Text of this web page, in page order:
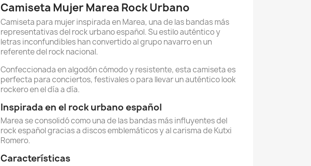
Camiseta Mujer Marea Rock Urbano
Camiseta para mujer inspirada en Marea, una de las bandas más
representativas del rock urbano español. Su estilo auténtico y
letras inconfundibles han convertido al grupo navarro en un
referente del rock nacional.
Confeccionada en algodón cómodo y resistente, esta camiseta es
perfecta para conciertos, festivales o para llevar un auténtico look
rockero en el día a día.
Inspirada en el rock urbano español
Marea se consolidó como una de las bandas más influyentes del
rock español gracias a discos emblemáticos y al carisma de Kutxi
Romero.
Características